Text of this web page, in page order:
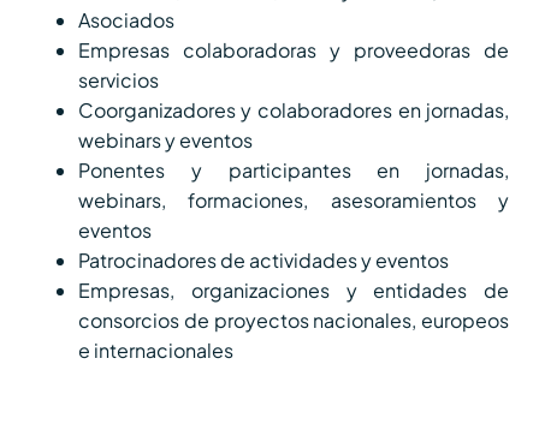
Asociados
Empresas colaboradoras y proveedoras de
servicios
Coorganizadores y colaboradores en jornadas,
webinars y eventos
Ponentes y participantes en jornadas,
webinars, formaciones, asesoramientos y
eventos
Patrocinadores de actividades y eventos
Empresas, organizaciones y entidades de
consorcios de proyectos nacionales, europeos
e internacionales